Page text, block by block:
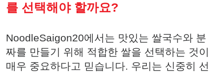
를 선택해야 할까요?
NoodleSaigon20에서는 맛있는 쌀국수와 분
짜를 만들기 위해 적합한 쌀을 선택하는 것이
매우 중요하다고 믿습니다. 우리는 신중히 선